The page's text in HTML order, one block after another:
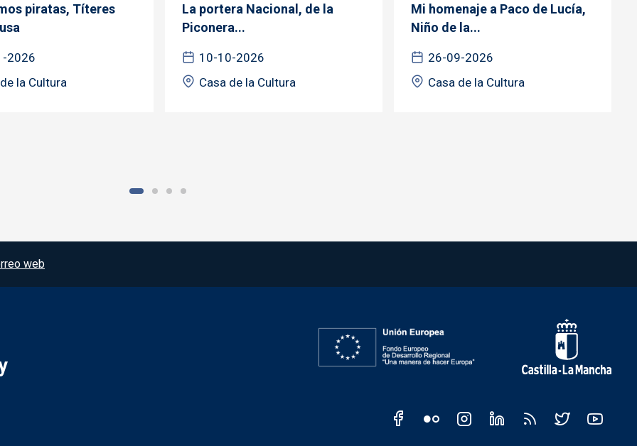
piratas, Títeres
2026
la Cultura
La portera Nacional, de la
Piconera...
10-10-2026
Casa de la Cultura
Mi homenaje a Paco de Lucía,
Niño de la...
26-09-2026
Casa de la Cultura
web